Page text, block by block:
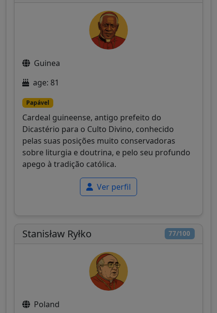
Guinea
age: 81
Papável
Cardeal guineense, antigo prefeito do
Dicastério para o Culto Divino, conhecido
pelas suas posições muito conservadoras
sobre liturgia e doutrina, e pelo seu profundo
apego à tradição católica.
Ver perfil
77/100
Stanisław Ryłko
Poland